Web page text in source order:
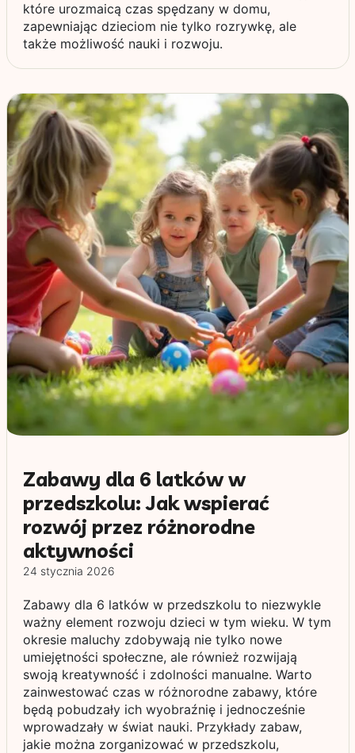
które urozmaicą czas spędzany w domu,
zapewniając dzieciom nie tylko rozrywkę, ale
także możliwość nauki i rozwoju.
Zabawy dla 6 latków w
przedszkolu: Jak wspierać
rozwój przez różnorodne
aktywności
24 stycznia 2026
Zabawy dla 6 latków w przedszkolu to niezwykle
ważny element rozwoju dzieci w tym wieku. W tym
okresie maluchy zdobywają nie tylko nowe
umiejętności społeczne, ale również rozwijają
swoją kreatywność i zdolności manualne. Warto
zainwestować czas w różnorodne zabawy, które
będą pobudzały ich wyobraźnię i jednocześnie
wprowadzały w świat nauki. Przykłady zabaw,
jakie można zorganizować w przedszkolu,